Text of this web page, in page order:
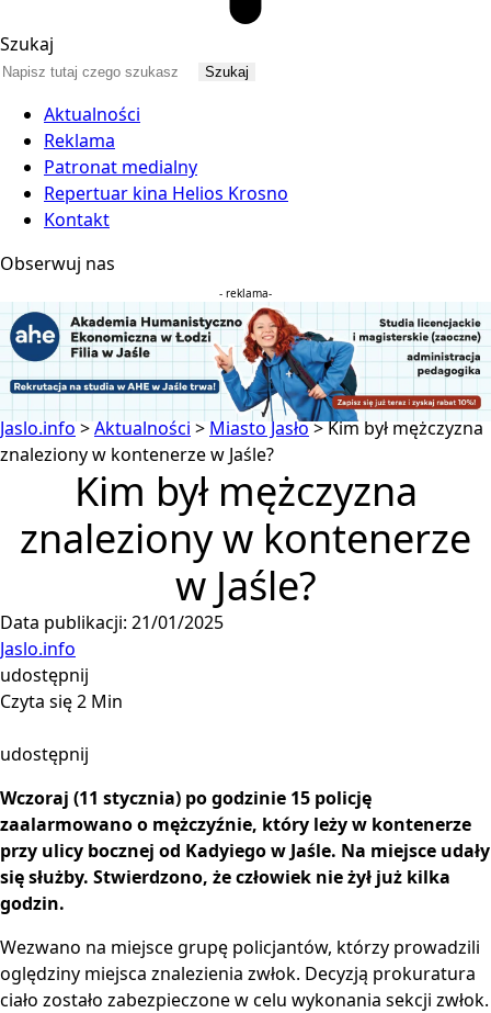
Szukaj
Aktualności
Reklama
Patronat medialny
Repertuar kina Helios Krosno
Kontakt
Obserwuj nas
- reklama-
Jaslo.info>Aktualności > Miasto Jasło>Kim był mężczyzna
znaleziony w kontenerze w Jaśle?
Kim był mężczyzna
znaleziony w kontenerze
w Jaśle?
Data publikacji: 21/01/2025
Jaslo.info
udostępnij
Czyta się 2 Min
udostępnij
Wczoraj (11 stycznia) po godzinie 15 policję
zaalarmowano o mężczyźnie, który leży w kontenerze
przy ulicy bocznej od Kadyiego w Jaśle. Na miejsce udały
się służby. Stwierdzono, że człowiek nie żył już kilka
godzin.
Wezwano na miejsce grupę policjantów, którzy prowadzili
oględziny miejsca znalezienia zwłok. Decyzją prokuratura
ciało zostało zabezpieczone w celu wykonania sekcji zwłok.